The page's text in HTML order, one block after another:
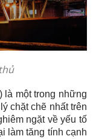
là một trong những
chặt chẽ nhất trên
ngặt về yếu tố
làm tăng tính cạnh